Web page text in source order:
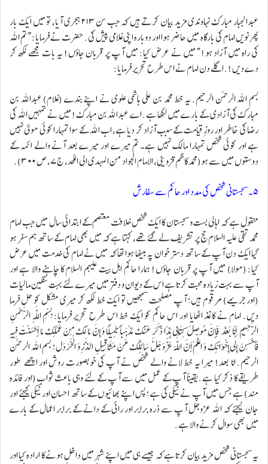
عبدالجبار مبارک نہاوندی مزید بیان کرتے ہیں کہ جب سن ٢١٣ ہجری آیا، تو میں ایک بار
پھر نویں امام کی بارگاہ میں حاضر ہوا اور دوبارہ اپنی غلامی پیش کی. حضرت نے فرمایا: “تم اللہ
کی راہ میں آزاد ہو!” میں نے عرض کیا: میں آپ پر قربان جاؤں! یہ بات مجھے لکھ کر
دے دیں!. اگلے دن امام نے اس طرح تحریر فرمایا:
بسم اللہ الرحمن الرحیم. یہ خط محمد بن علی ہاشمی علوی نے اپنے بندے (غلام) عبداللہ بن
مبارک کی آزادی کے بارے میں لکھا ہے. اے عبداللہ بن مبارک! میں نے تمہیں اللہ کی
رضا کی خاطر اور روزِ قیامت کے سبب آزاد کر دیا ہے، اب اللہ کے سوا تمہارا کوئی مولیٰ نہیں
ہے اور کوئی شخص تمہارا مالک نہیں ہے۔ تم میرے اور میرے بعد آنے والے ائمہ کے
دوستوں میں سے ہو(محمد کاظم قزوینی، الامام الجواد من المهدی الی اللحد، ج۷، ص ۳۰۰).
۵۔ سجستانی شخص کی مدد اور حاکم سے سفارش
منقول ہے کہ اہالی بست و سجستان کا ایک شخص خلافت معتصم کے ابتدائی سال میں جب امام
محمد تقی علیہ السلام حج پر تشریف لے گئے تھے، کہتا ہے کہ میں بھی امام کے ساتھ ہم سفر ہو
گیا ایک دن آپ کے ساتھ دسترخوان پہ بیٹھا ہوا تھا کہ میں نے امام کی خدمت میں عرض
کیا: (مولا) میں آپ پر قربان جاؤں! ہمارا حاکم اہل بیت علیہم السلام کا چاہنے والا ہے اور
آپ سے بہت زیادہ محبت کرتا ہے اس کے دیوان و دفتر میں میرے لئے بہت سنگین مالیات
(اور جریمے) مرقوم ہیں؛ آپ مصلحت سمجھیں تو ایک خط لکھ کر میری مشکل کو حل فرما
دیں. امام نے کاغذ اٹھایا اور اس حاکم کو ایک خط اس طرح تحریر فرمایا: بِسْمِ اللَّهِ الرَّحْمنِ
الرَّحِيمِ أَمَّا بَعْدُ فَإِنَّ مُوصِلَ كِتَابِي هَذَا ذَكَرَ عَنْكَ مَذْهَباً جَمِيلًا وَ إِنَّ مَا لَكَ مِنْ عَمَلِكَ مَا أَحْسَنْتَ فِيهِ
فَأَحْسِنْ إِلَى إِخْوَانِكَ وَ اعْلَمْ أَنَّ اللَّهَ عَزَّ وَ جَلَّ سَائِلُكَ عَنْ مَثَاقِيلِ الذَّرِّ وَ الْخَرْدَل‌؛ بسم اللہ الرحمن
الرحیم. امّا بعد! میرا یہ خط لانے والے شخص نے آپ کی خوبصورت روش اور اچھے طور
طریقے کا ذکر کیا ہے. یقیناً آپ کے عمل میں سے آپ کے لئے وہی باعث ثواب (اور فائدہ
مند) ہے جس میں آپ نے نیکی کی ہے؛ پس اپنے بھائیوں کے ساتھ احسان اور نیکی کیجئے اور
جان لیجئے کہ اللہ عزوجل آپ سے ذرہ برابر اور رائی کے دانے کے برابر اعمال کے بارے
میں بھی سوال کرنے والا ہے.
یہ سجستانی شخص مزید بیان کرتا ہے کہ جیسے ہی میں اپنے شہر میں داخل ہونے کا ارادہ کیا اور